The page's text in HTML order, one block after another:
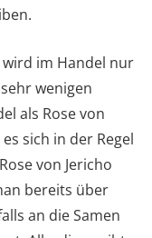
im Handel nur
wenigen
als Rose von
sich in der Regel
von Jericho
bereits über
an die Samen